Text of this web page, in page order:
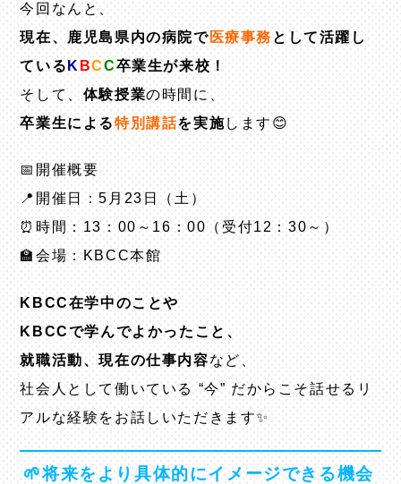
今回なんと、
現在、鹿児島県内の病院で 医療事務 として活躍し
ている K BCC卒業生が来校！
そして、 体験授業の時間に、
卒業生による特別講話を実施します😊
📅開催概要
📍開催日：5月23日（土）
⏰時間：13：00～16：00（受付12：30～）
🏫会場：KBCC本館
KBCC在学中のことや
KBCCで学んでよかったこと、
就職活動、現在の仕事内容など、
社会人として働いている “今” だからこそ話せるリ
アルな経験をお話しいただきます✨
🌱将来をより具体的にイメージできる機会